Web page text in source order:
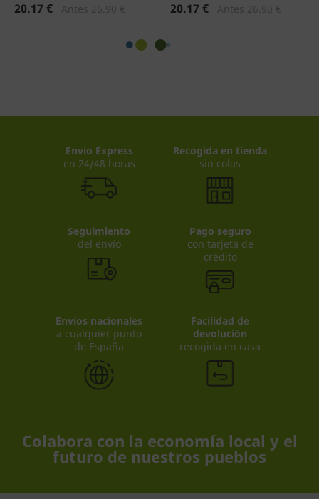
20.17 € 20.17 €
Envio Express
en 24/48 horas
Recogida en tienda
sin colas
Seguimiento
del envío
Pago seguro
con tarjeta de
crédito
Envíos nacionales
a cualquier punto
de España
Facilidad de
devolución
recogida en casa
Colabora con la economía local y el
futuro de nuestros pueblos